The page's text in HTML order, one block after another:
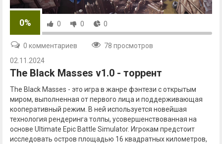
0% 0 0 0
0 комментариев
78 просмотров
02.11.2024
The Black Masses v1.0 - торрент
The Black Masses - это игра в жанре фэнтези с открытым
миром, выполненная от первого лица и поддерживающая
кооперативный режим. В ней используется новейшая
технология рендеринга толпы, усовершенствованная на
основе Ultimate Epic Battle Simulator. Игрокам предстоит
исследовать остров площадью 16 квадратных километров,